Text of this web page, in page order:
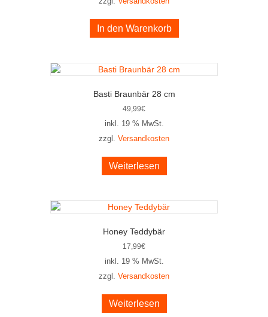
In den Warenkorb
Basti Braunbär 28 cm
49,99€
inkl. 19 % MwSt.
zzgl. Versandkosten
Weiterlesen
Honey Teddybär
17,99€
inkl. 19 % MwSt.
zzgl. Versandkosten
Weiterlesen